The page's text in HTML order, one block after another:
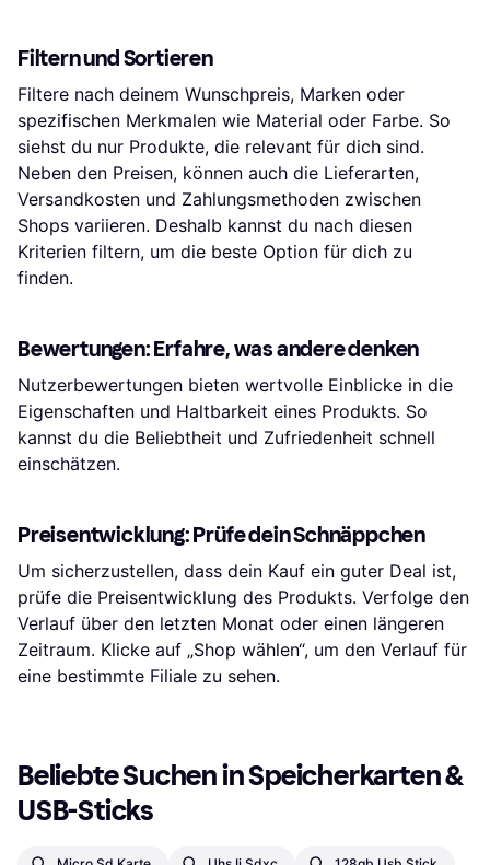
Filtern und Sortieren
Filtere nach deinem Wunschpreis, Marken oder
spezifischen Merkmalen wie Material oder Farbe. So
siehst du nur Produkte, die relevant für dich sind.
Neben den Preisen, können auch die Lieferarten,
Versandkosten und Zahlungsmethoden zwischen
Shops variieren. Deshalb kannst du nach diesen
Kriterien filtern, um die beste Option für dich zu
finden.
Bewertungen: Erfahre, was andere denken
Nutzerbewertungen bieten wertvolle Einblicke in die
Eigenschaften und Haltbarkeit eines Produkts. So
kannst du die Beliebtheit und Zufriedenheit schnell
einschätzen.
Preisentwicklung: Prüfe dein Schnäppchen
Um sicherzustellen, dass dein Kauf ein guter Deal ist,
prüfe die Preisentwicklung des Produkts. Verfolge den
Verlauf über den letzten Monat oder einen längeren
Zeitraum. Klicke auf „Shop wählen“, um den Verlauf für
eine bestimmte Filiale zu sehen.
Beliebte Suchen in Speicherkarten &
USB-Sticks